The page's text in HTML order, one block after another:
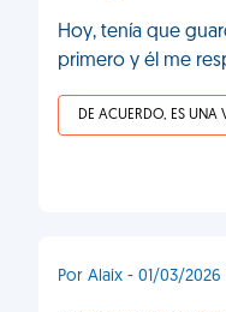
Hoy, tenía que
primero y él me
DE ACUERDO, ES UNA
Por Alaix - 01/03/2026